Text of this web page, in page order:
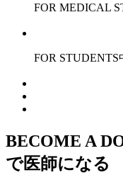
FOR MEDICAL
FOR STUDENTS
BECOME A
で医師になる